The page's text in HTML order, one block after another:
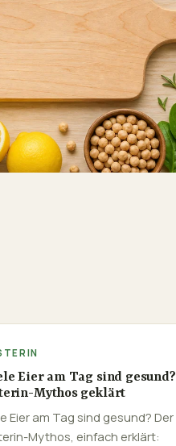
Eier am Tag sind gesund?
Mythos geklärt
Eier am Tag sind gesund? Der
Mythos, einfach erklärt: